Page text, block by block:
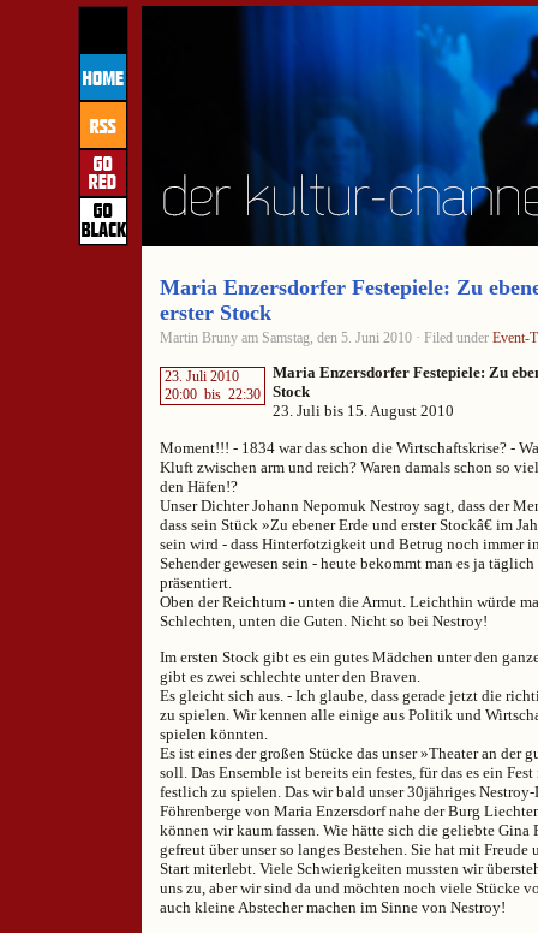
Maria Enzersdorfer Festepiele: Zu
erster Stock
Martin Bruny am Samstag, den 5. Juni 2010 · Filed under Event-
23. Juli 2010
20:00 bis 22:30
Maria Enzersdorfer Festepiele: Zu
Stock
23. Juli bis 15. August 2010
Moment!!! - 1834 war das schon die Wirtschaftskrise? -
Kluft zwischen arm und reich? Waren damals schon so
den Häfen!?
Unser Dichter Johann Nepomuk Nestroy sagt, dass der
dass sein Stück »Zu ebener Erde und erster Stockâ€ im
sein wird - dass Hinterfotzigkeit und Betrug noch immer
Sehender gewesen sein - heute bekommt man es ja
präsentiert.
Oben der Reichtum - unten die Armut. Leichthin würde
Schlechten, unten die Guten. Nicht so bei Nestroy!
Im ersten Stock gibt es ein gutes Mädchen unter den
gibt es zwei schlechte unter den Braven.
Es gleicht sich aus. - Ich glaube, dass gerade jetzt die
zu spielen. Wir kennen alle einige aus Politik und
spielen könnten.
Es ist eines der großen Stücke das unser »Theater an der
soll. Das Ensemble ist bereits ein festes, für das es ein
festlich zu spielen. Das wir bald unser 30jähriges
Föhrenberge von Maria Enzersdorf nahe der Burg
können wir kaum fassen. Wie hätte sich die geliebte
gefreut über unser so langes Bestehen. Sie hat mit Freude
Start miterlebt. Viele Schwierigkeiten mussten wir
uns zu, aber wir sind da und möchten noch viele Stücke
auch kleine Abstecher machen im Sinne von Nestroy!